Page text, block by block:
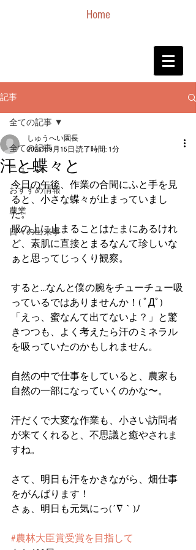
Home
記事
全ての記事
ニュース
おすすめ情報
農業
日々の出来事
全ての記事
汗と蝶々と
しゅうへい園長
2025年9月15日 読了時間: 1分
今日の午後、作業の合間にふと手を見
ると、小さな蝶々が止まっていまし
た。
服の上に止まることはたまにあるけれ
ど、素肌に直接とまるなんて珍しいな
ぁと思ってじっくり観察。
すると…なんと僕の腕をチューチュー吸
っているではありませんか！( ﾟДﾟ)
「えっ、蜜なんて出てないよ？」と驚
きつつも、よく考えたら汗のミネラル
を吸っていたのかもしれません。
自然の中で仕事をしていると、農家も
自然の一部になっていくのかな〜。
汗だくで大変な作業も、小さい訪問者
が来てくれると、不思議と癒やされま
すね。
さて、明日も汗をかきながら、畑仕事
をがんばります！
さぁ、明日も元気にっ(´∇｀)ﾉ
#農林大臣賞受賞を目指して